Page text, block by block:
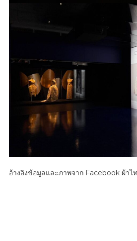
อ้างอิงข้อมูลและภาพจาก Facebook ผ้าไ